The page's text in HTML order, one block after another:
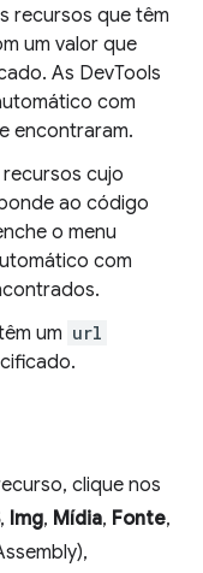
recursos que têm
um valor que
As DevTools
com
encontraram.
cujo
ao código
o menu
com
um url
clique nos
, Img, Mídia, Fonte,